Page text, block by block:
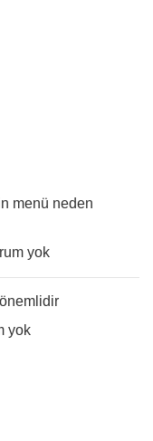
menü neden
yok
yok